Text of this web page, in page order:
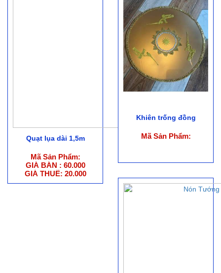
Quạt lụa dài 1,5m
Mã Sản Phẩm:
GIÁ BÁN : 60.000
GIÁ THUÊ: 20.000
Khiên trống đồng
Mã Sản Phẩm: